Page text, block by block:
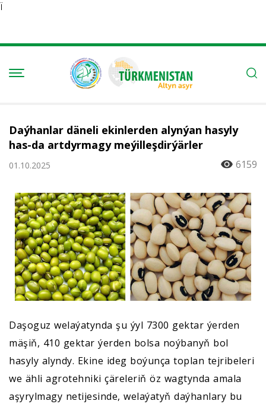
Ï
Daýhanlar däneli ekinlerden alynýan hasyly
has-da artdyrmagy meýilleşdirýärler
01.10.2025 6159
Daşoguz welaýatynda şu ýyl 7300 gektar ýerden
mäşiň, 410 gektar ýerden bolsa noýbanyň bol
hasyly alyndy. Ekine ideg boýunça toplan tejribeleri
we ähli agrotehniki çäreleriň öz wagtynda amala
aşyrylmagy netijesinde, welaýatyň daýhanlary bu